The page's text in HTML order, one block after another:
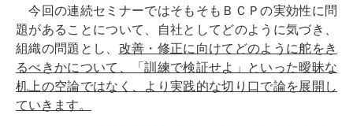
今回の連続セミナーではそもそもＢＣＰの実効性に問
題があることについて、自社としてどのように気づき、
組織の問題とし、 改善・修正に向けてどのように舵をき
るべきかについて、「訓練で検証せよ」といった曖昧な
机上の空論ではなく、より実践的な切り口で論を展開し
ていきます。